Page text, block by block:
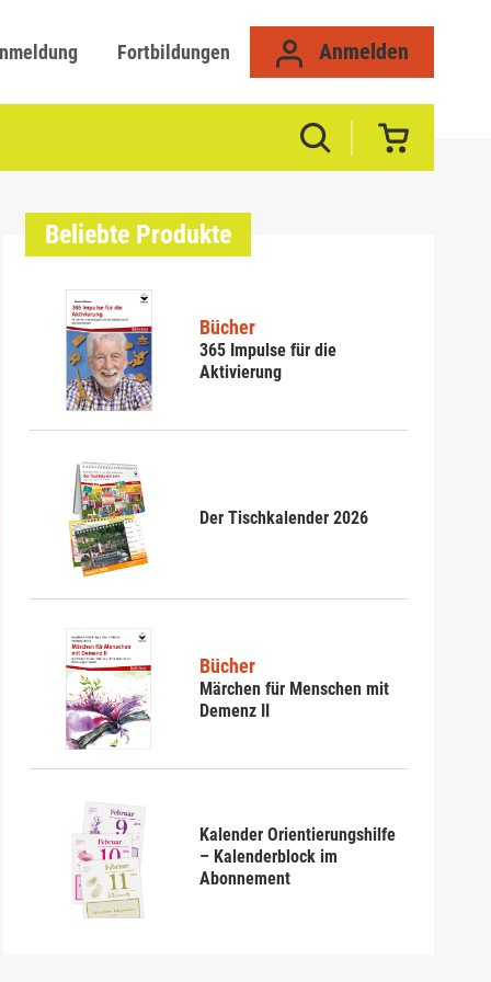
Fortbildungen Anmelden
Beliebte Produkte
Bücher
365 Impulse für die
Aktivierung
Der Tischkalender 2026
Bücher
Märchen für Menschen mit
Demenz II
Kalender Orientierungshilfe
– Kalenderblock im
Abonnement